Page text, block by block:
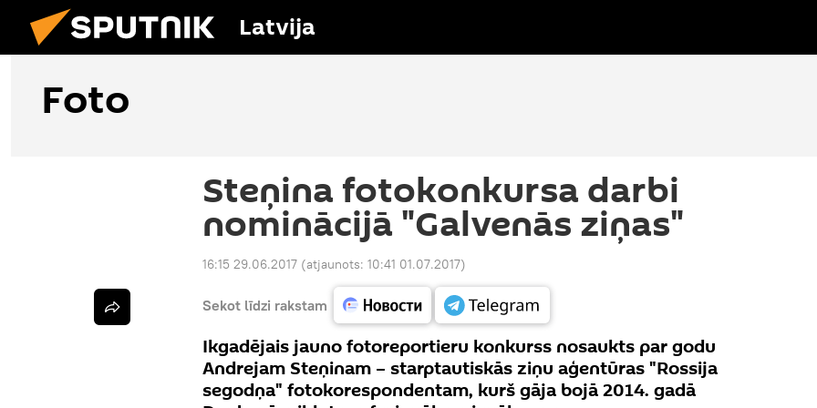
Latvija
Foto
Steņina fotokonkursa darbi
nominācijā "Galvenās ziņas"
16:15 29.06.2017 (atjaunots: 10:41 01.07.2017)
Sekot līdzi rakstam
Ikgadējais jauno fotoreportieru konkurss nosaukts par godu
Andrejam Steņinam – starptautiskās ziņu aģentūras "Rossija
segodņa" fotokorespondentam, kurš gāja bojā 2014. gadā